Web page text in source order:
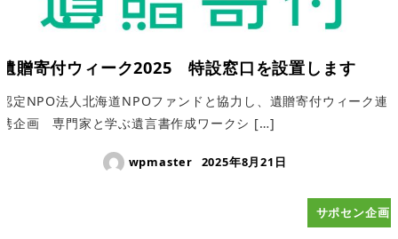
遺贈寄付ウィーク2025 特設窓口を設置します
認定NPO法人北海道NPOファンドと協力し、遺贈寄付ウィーク連
携企画 専門家と学ぶ遺言書作成ワークシ […]
wpmaster 2025年8月21日
サポセン企画